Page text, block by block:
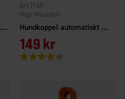
Hundkoppel automatiskt XS 3m Hundkoppel automatiskt M 5m
High Mountain
7165
149 kr
Betyg: